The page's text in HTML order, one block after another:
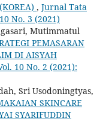
, Jurnal Tata
No. 3 (2021)
Mutimmatul
PEMASARAN
DI AISYAH
10 No. 2 (2021):
Sri Usodoningtyas,
SKINCARE
SYARIFUDDIN